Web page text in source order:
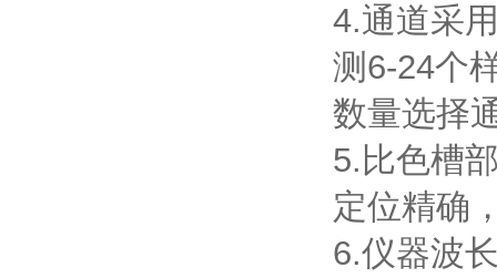
4.通道采
测6-24个
数量选择
5.比色槽
定位精确
6.仪器波